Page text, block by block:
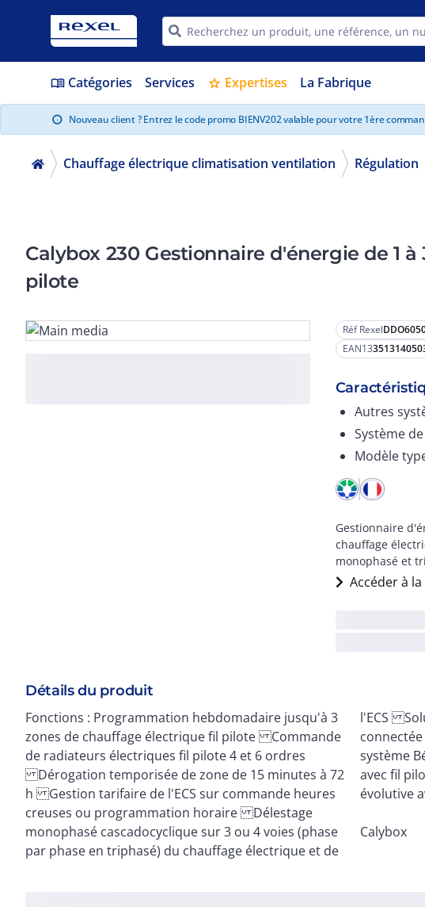
menu_book Catégories Services star Expertises La Fabrique
info Nouveau client ? Entrez le code promo BIENV202 valable pour votre 1ère
Chauffage électrique climatisation ventilation Régulation
Calybox 230 Gestionnaire d'énergie de 1 à 3 zones pour chauffage fil
pilote
Réf Rexel
EAN13
Autres
Système
Modèle
Gestionnaire
chauffage
monophasé et
Accéder à
Détails du produit
Fonctions : Programmation hebdomadaire jusqu'à 3
zones de chauffage électrique fil pilote Commande
de radiateurs électriques fil pilote 4 et 6 ordres
Dérogation temporisée de zone de 15 minutes à 72
h Gestion tarifaire de l'ECS sur commande heures
creuses ou programmation horaire Délestage
monophasé cascadocyclique sur 3 ou 4 voies (phase
par phase en triphasé) du chauffage électrique et de
l'ECS Solution compatible avec la box maison
connectée Delta Dore pour la gestion à distance du
système Bénéfices : Solution idéale pour installation
avec fil pilote raccordé au tableau Solution
évolutive
Calybox